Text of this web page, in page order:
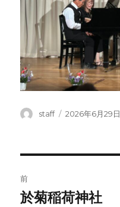
投
staff
投
2026年6月29日
稿
前
前
於菊稲荷神社